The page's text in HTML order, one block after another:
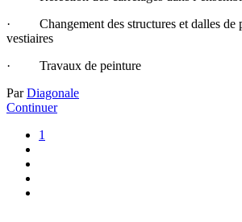
· Changement des structures et dalles de
vestiaires
· Travaux de peinture
ParDiagonale
Continuer
1